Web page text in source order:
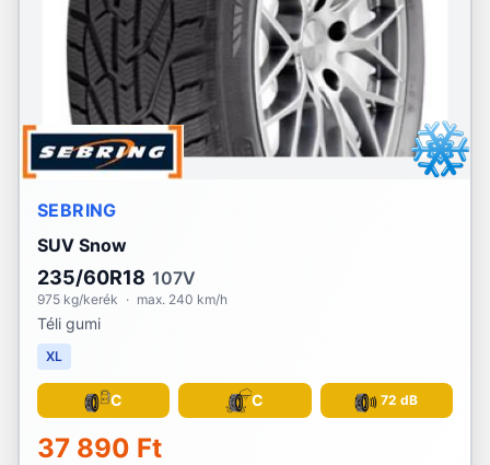
SEBRING
SUV Snow
235/60R18 107V
975 kg/kerék · max. 240 km/h
Téli gumi
XL
C C 72 dB
37 890 Ft